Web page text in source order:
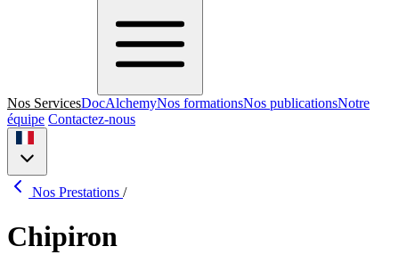
Nos ServicesDocAlchemyNos formationsNos publicationsNotre
équipe Contactez-nous
Nos Prestations /
Chipiron